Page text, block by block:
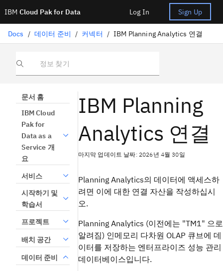
IBM Cloud Pak for Data Log In Sign Up
Docs / 데이터 준비 / 커넥터 / IBM Planning Analytics 연결
정보 찾기
문서 홈
IBM Cloud
Pak for
Data as a
Service 개
요
서비스
시작하기 및
학습서
프로젝트
배치 공간
데이터 준비
IBM Planning
Analytics 연결
마지막 업데이트 날짜: 2026년 4월 30일
Planning Analytics의 데이터에 액세스하
려면 이에 대한 연결 자산을 작성하십시
오.
Planning Analytics (이전에는 "TM1" 으로
알려짐) 인메모리 다차원 OLAP 큐브에 데
이터를 저장하는 엔터프라이즈 성능 관리
데이터베이스입니다.